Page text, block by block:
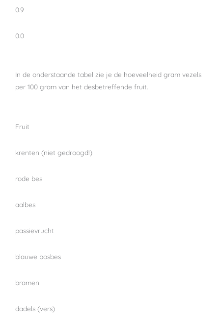
0.9
0.0
In de onderstaande tabel zie je de hoeveelheid gram vezels
per 100 gram van het desbetreffende fruit.
Fruit
krenten (niet gedroogd!)
rode bes
aalbes
passievrucht
blauwe bosbes
bramen
dadels (vers)